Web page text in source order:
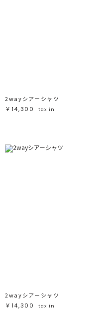
2wayシアーシャツ
￥14,300
tax in
2wayシアーシャツ
￥14,300
tax in